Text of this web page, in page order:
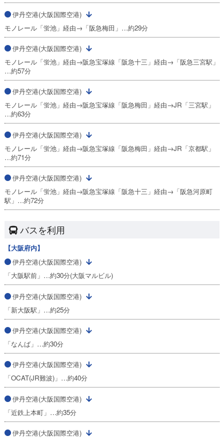
伊丹空港(大阪国際空港)
モノレール「蛍池」経由→「阪急梅田」…約29分
伊丹空港(大阪国際空港)
モノレール「蛍池」経由→阪急宝塚線「阪急十三」経由→「阪急三宮駅」
…約57分
伊丹空港(大阪国際空港)
モノレール「蛍池」経由→阪急宝塚線「阪急梅田」経由→JR「三宮駅」
…約63分
伊丹空港(大阪国際空港)
モノレール「蛍池」経由→阪急宝塚線「阪急梅田」経由→JR「京都駅」
…約71分
伊丹空港(大阪国際空港)
モノレール「蛍池」経由→阪急宝塚線「阪急十三」経由→「阪急河原町
駅」…約72分
バスを利用
【大阪府内】
伊丹空港(大阪国際空港)
「大阪駅前」…約30分(大阪マルビル)
伊丹空港(大阪国際空港)
「新大阪駅」…約25分
伊丹空港(大阪国際空港)
「なんば」…約30分
伊丹空港(大阪国際空港)
「OCAT(JR難波)」…約40分
伊丹空港(大阪国際空港)
「近鉄上本町」…約35分
伊丹空港(大阪国際空港)